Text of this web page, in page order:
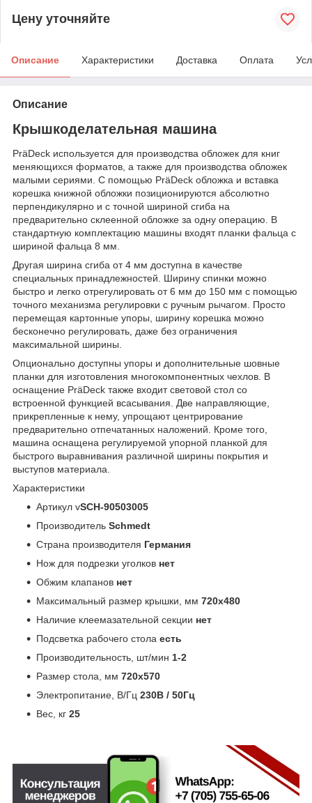
Цену уточняйте
Описание Характеристики Доставка Оплата
Описание
Крышкоделательная машина
PräDeck используется для производства обложек для книг
меняющихся форматов, а также для производства обложек
малыми сериями. С помощью PräDeck обложка и вставка
корешка книжной обложки позиционируются абсолютно
перпендикулярно и с точной шириной сгиба на
предварительно склеенной обложке за одну операцию. В
стандартную комплектацию машины входят планки фальца с
шириной фальца 8 мм.
Другая ширина сгиба от 4 мм доступна в качестве
специальных принадлежностей. Ширину спинки можно
быстро и легко отрегулировать от 6 мм до 150 мм с помощью
точного механизма регулировки с ручным рычагом. Просто
перемещая картонные упоры, ширину корешка можно
бесконечно регулировать, даже без ограничения
максимальной ширины.
Опционально доступны упоры и дополнительные шовные
планки для изготовления многокомпонентных чехлов. В
оснащение PräDeck также входит световой стол со
встроенной функцией всасывания. Две направляющие,
прикрепленные к нему, упрощают центрирование
предварительно отпечатанных наложений. Кроме того,
машина оснащена регулируемой упорной планкой для
быстрого выравнивания различной ширины покрытия и
выступов материала.
Характеристики
Артикул vSCH-90503005
Производитель Schmedt
Страна производителя Германия
Нож для подрезки уголков нет
Обжим клапанов нет
Максимальный размер крышки, мм 720x480
Наличие клеемазательной секции нет
Подсветка рабочего стола есть
Производительность, шт/мин 1-2
Размер стола, мм 720x570
Электропитание, В/Гц 230В / 50Гц
Вес, кг 25